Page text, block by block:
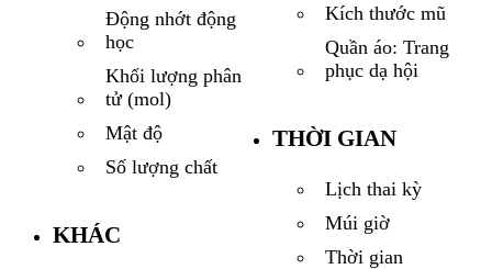
Động nhớt động
học
Khối lượng phân
tử (mol)
Mật độ
Số lượng chất
KHÁC
Kích thước mũ
Quần áo: Trang
phục dạ hội
THỜI GIAN
Lịch thai kỳ
Múi giờ
Thời gian